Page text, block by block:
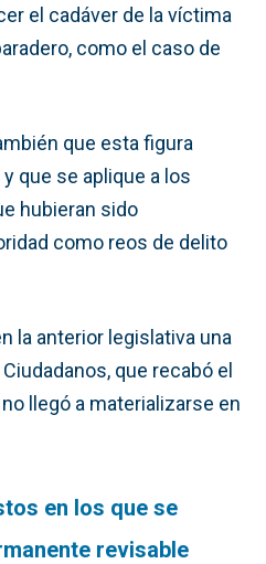
el cadáver de la víctima
como el caso de
que esta figura
que se aplique a los
hubieran sido
como reos de delito
la anterior legislativa una
que recabó el
llegó a materializarse en
en los que se
revisable